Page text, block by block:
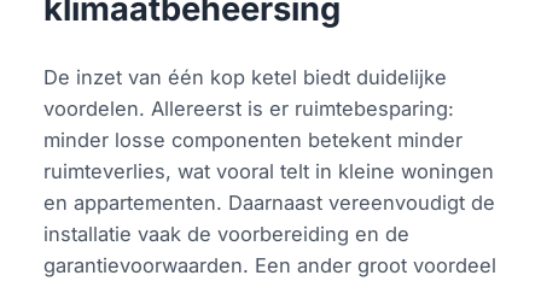
klimaatbeheersing
De inzet van één kop ketel biedt duidelijke
voordelen. Allereerst is er ruimtebesparing:
minder losse componenten betekent minder
ruimteverlies, wat vooral telt in kleine woningen
en appartementen. Daarnaast vereenvoudigt de
installatie vaak de voorbereiding en de
garantievoorwaarden. Een ander groot voordeel